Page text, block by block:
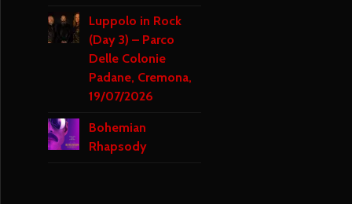
Luppolo in Rock
(Day 3) – Parco
Delle Colonie
Padane, Cremona,
19/07/2026
Bohemian
Rhapsody